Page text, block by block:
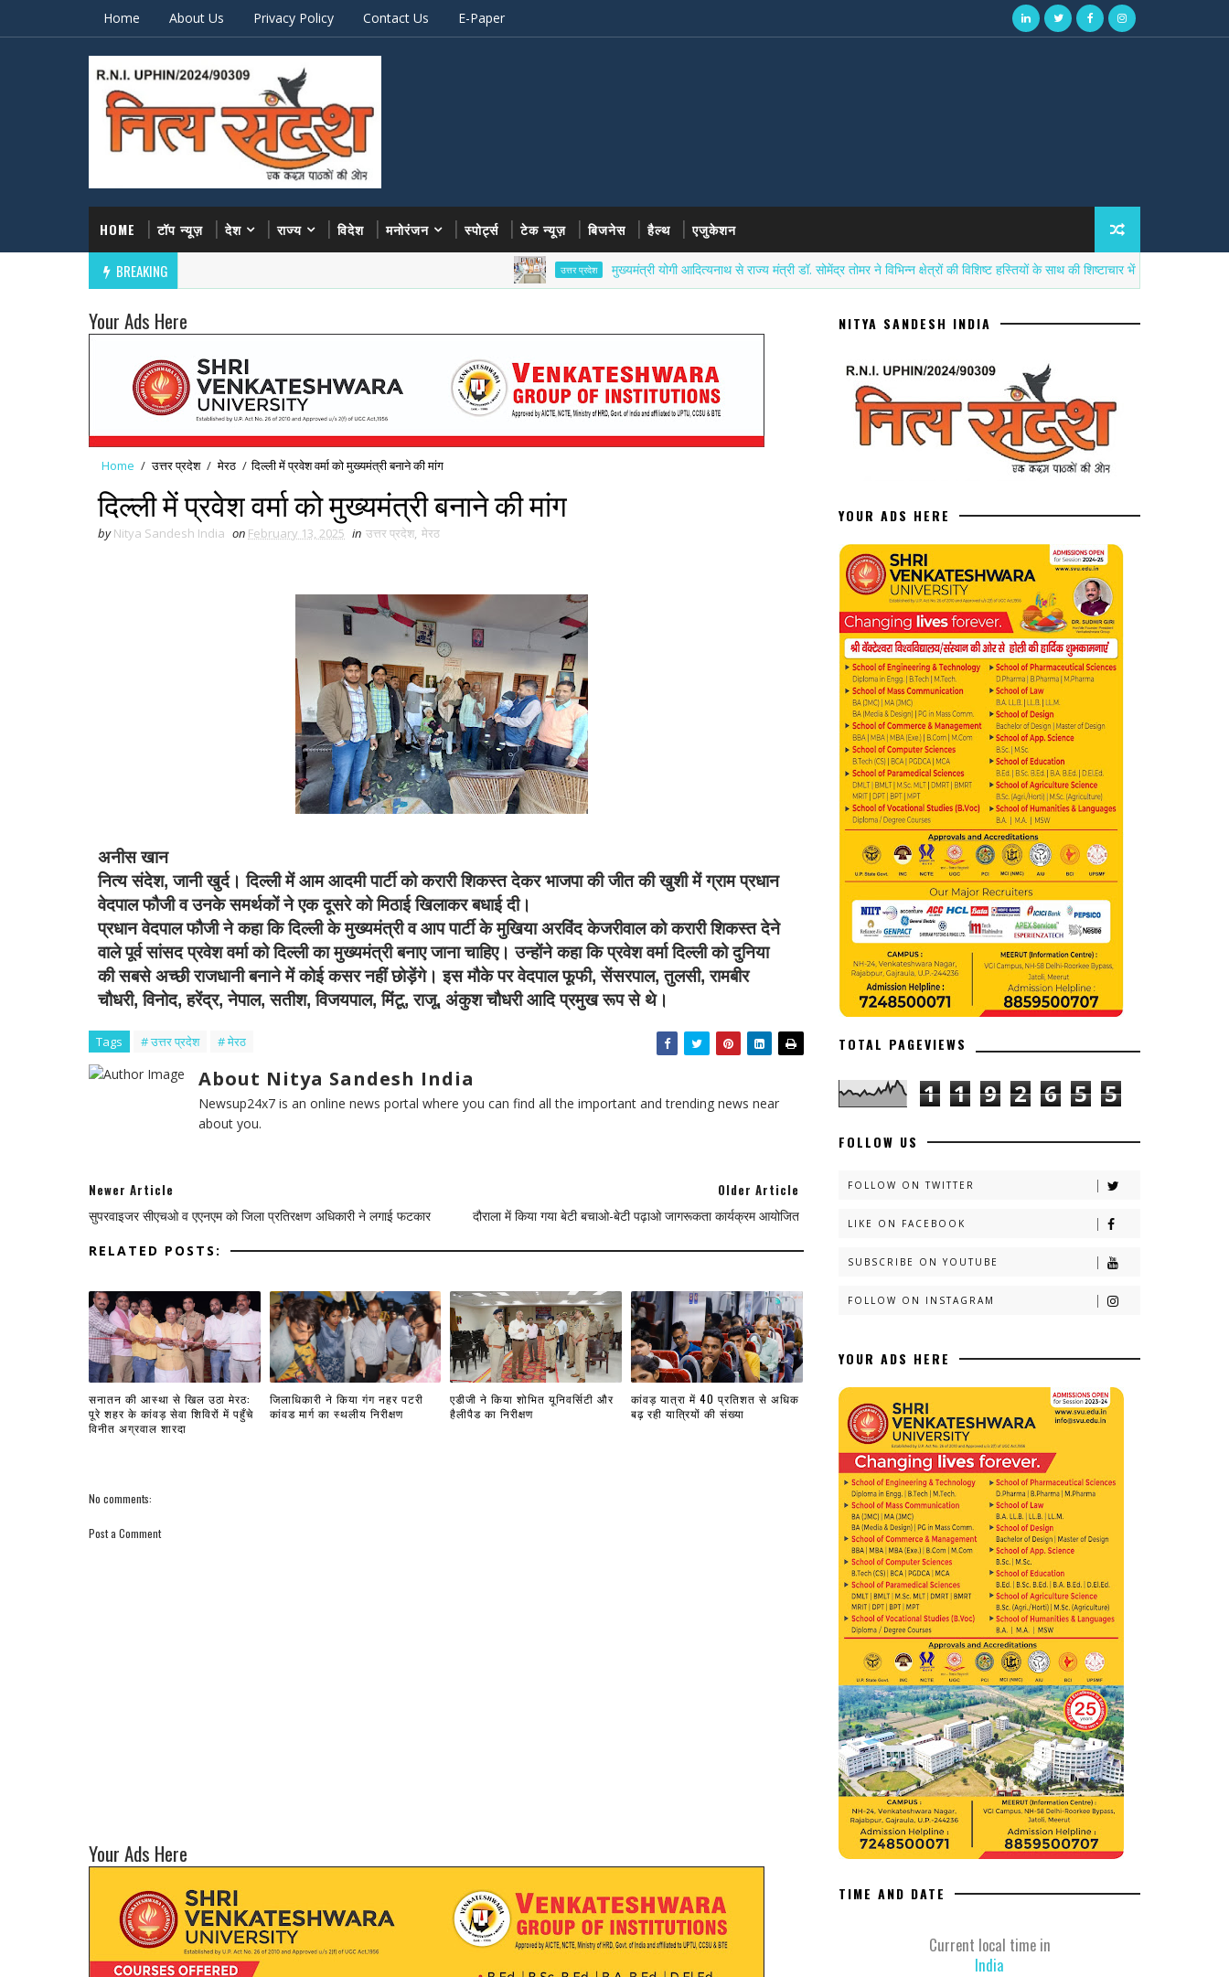
Home About Us Privacy Policy Contact Us E-Paper
HOME टॉप न्यूज़ देश राज्य विदेश मनोरंजन स्पोर्ट्स टेक न्यूज़ बिजनेस हैल्थ एजुकेशन
BREAKING उत्तर प्रदेश मुख्यमंत्री योगी आदित्यनाथ से राज्य मंत्री डॉ. सोमेंद्र तोमर ने विभिन्न क्षेत्रों की विशिष्ट हस्तियों के साथ की शिष्टाचार भेंट
Your Ads Here
Home / उत्तर प्रदेश / मेरठ / दिल्ली में प्रवेश वर्मा को मुख्यमंत्री बनाने की मांग
दिल्ली में प्रवेश वर्मा को मुख्यमंत्री बनाने की मांग
by Nitya Sandesh India on February 13, 2025 in उत्तर प्रदेश, मेरठ
अनीस खान
नित्य संदेश,जानी खुर्द। दिल्ली में आम आदमी पार्टी को करारी शिकस्त देकर भाजपा की जीत की खुशी में ग्राम प्रधान
वेदपाल फौजी व उनके समर्थकों ने एक दूसरे को मिठाई खिलाकर बधाई दी।
प्रधान वेदपाल फौजी ने कहा कि दिल्ली के मुख्यमंत्री व आप पार्टी के मुखिया अरविंद केजरीवाल को करारी शिकस्त देने
वाले पूर्व सांसद प्रवेश वर्मा को दिल्ली का मुख्यमंत्री बनाए जाना चाहिए। उन्होंने कहा कि प्रवेश वर्मा दिल्ली को दुनिया
की सबसे अच्छी राजधानी बनाने में कोई कसर नहीं छोड़ेंगे। इस मौके पर वेदपाल फूफी, सेंसरपाल, तुलसी, रामबीर
चौधरी, विनोद, हरेंद्र, नेपाल, सतीश, विजयपाल, मिंटू, राजू, अंकुश चौधरी आदि प्रमुख रूप से थे।
Tags # उत्तर प्रदेश # मेरठ
About Nitya Sandesh India
Newsup24x7 is an online news portal where you can find all the important and trending news near
about you.
Newer Article
सुपरवाइजर सीएचओ व एएनएम को जिला प्रतिरक्षण अधिकारी ने लगाई फटकार
Older Article
दौराला में किया गया बेटी बचाओ-बेटी पढ़ाओ जागरूकता कार्यक्रम आयोजित
RELATED POSTS:
सनातन की आस्था से खिल उठा मेरठ:
पूरे शहर के कांवड़ सेवा शिविरों में पहुँचे
विनीत अग्रवाल शारदा
जिलाधिकारी ने किया गंग नहर पटरी
कांवड मार्ग का स्थलीय निरीक्षण
एडीजी ने किया शोभित यूनिवर्सिटी और
हैलीपैड का निरीक्षण
कांवड़ यात्रा में 40 प्रतिशत से अधिक
बढ़ रही यात्रियों की संख्या
No comments:
Post a Comment
Your Ads Here
NITYA SANDESH INDIA
YOUR ADS HERE
TOTAL PAGEVIEWS
1 1 9 2 6 5 5
FOLLOW US
FOLLOW ON TWITTER
LIKE ON FACEBOOK
SUBSCRIBE ON YOUTUBE
FOLLOW ON INSTAGRAM
YOUR ADS HERE
TIME AND DATE
Current local time in
India